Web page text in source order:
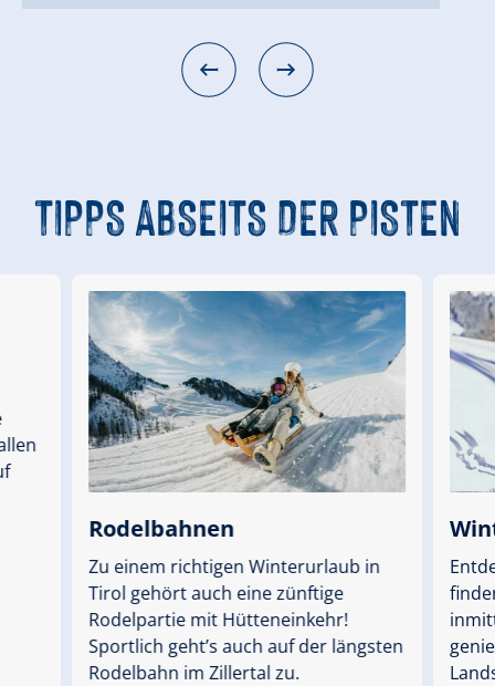
TIPPSABSEITS DER PISTEN
Rodelbahnen
Zu einem richtigen Winterurlaub in
Tirol gehört auch eine zünftige
Rodelpartie mit Hütteneinkehr!
Sportlich geht’s auch auf der längsten
Rodelbahn im Zillertal zu.